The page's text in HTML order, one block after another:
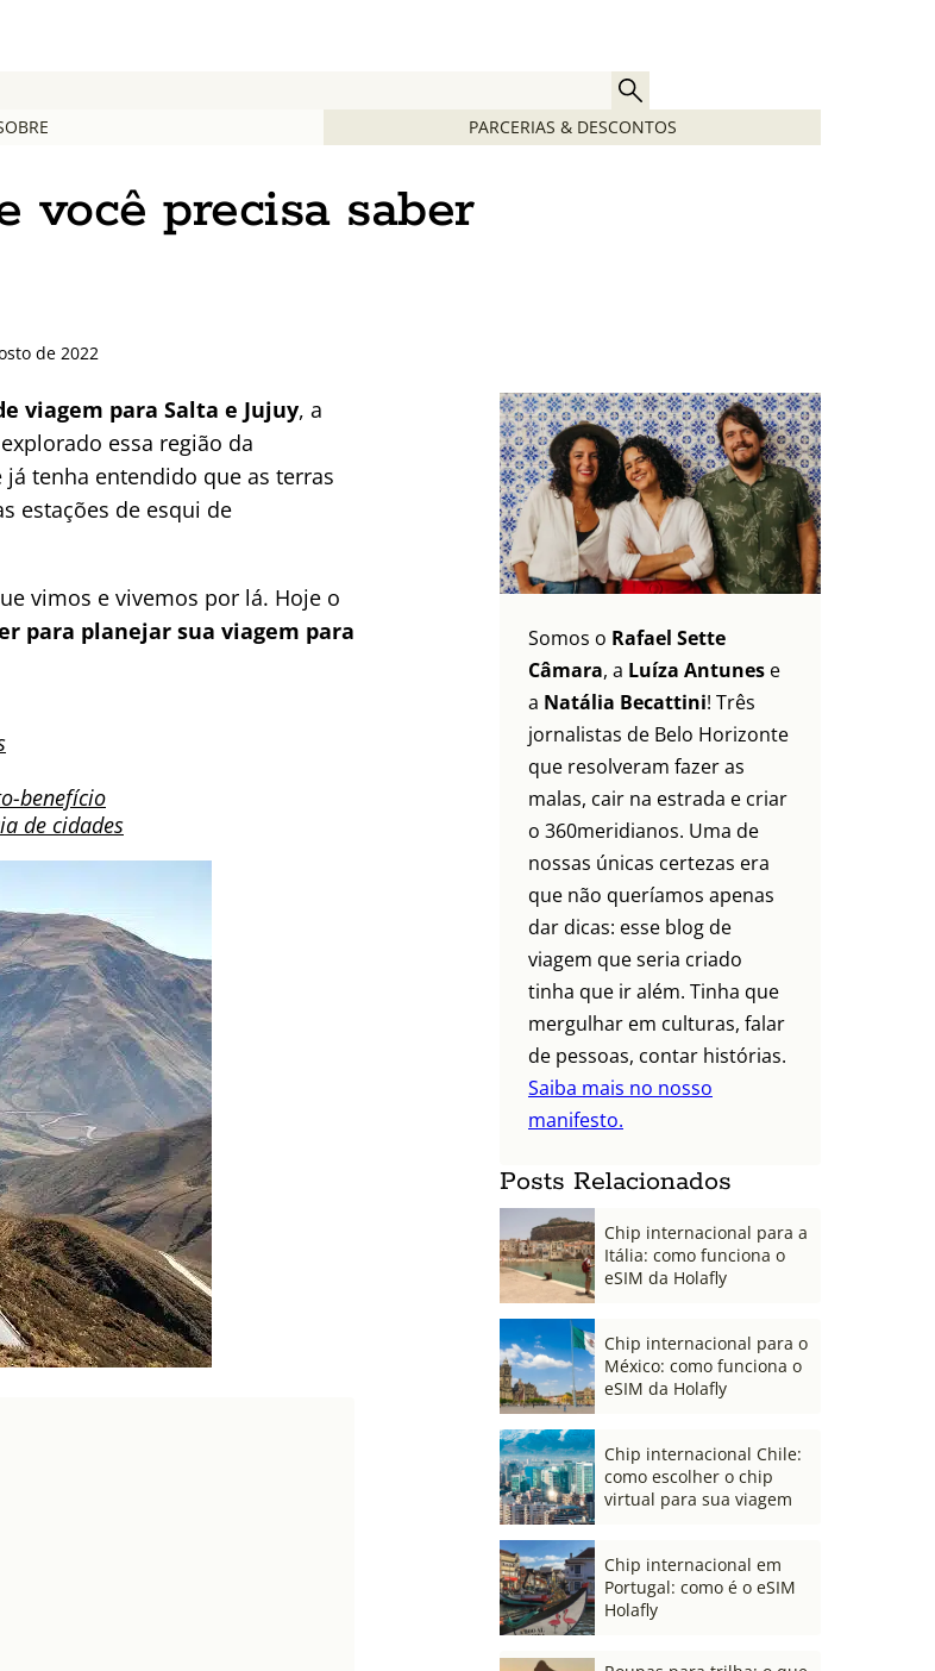
PARCERIAS & DESCONTOS
você precisa saber
de 2022
viagem para Salta e Jujuy, a
essa região da
tenha entendido que as terras
estações de esqui de
vimos e vivemos por lá. Hoje o
para planejar sua viagem para
benefício
de cidades
Somos o Rafael Sette
Câmara, a Luíza Antunes e
a Natália Becattini! Três
jornalistas de Belo Horizonte
que resolveram fazer as
malas, cair na estrada e criar
o 360meridianos. Uma de
nossas únicas certezas era
que não queríamos apenas
dar dicas: esse blog de
viagem que seria criado
tinha que ir além. Tinha que
mergulhar em culturas, falar
de pessoas, contar histórias.
Saiba mais no nosso
manifesto.
Posts Relacionados
Chip internacional para a
Itália: como funciona o
eSIM da Holafly
Chip internacional para o
México: como funciona o
eSIM da Holafly
Chip internacional Chile:
como escolher o chip
virtual para sua viagem
Chip internacional em
Portugal: como é o eSIM
Holafly